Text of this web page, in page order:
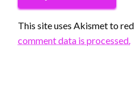
This site uses Akismet to
comment data is processed.